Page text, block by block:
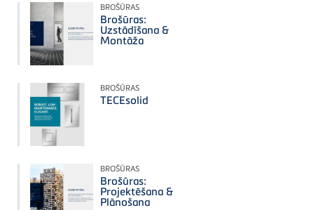
BROŠŪRAS
Brošūras:
Uzstādīšana &
Montāža
BROŠŪRAS
TECEsolid
BROŠŪRAS
Brošūras:
Projektēšana &
Plānošana